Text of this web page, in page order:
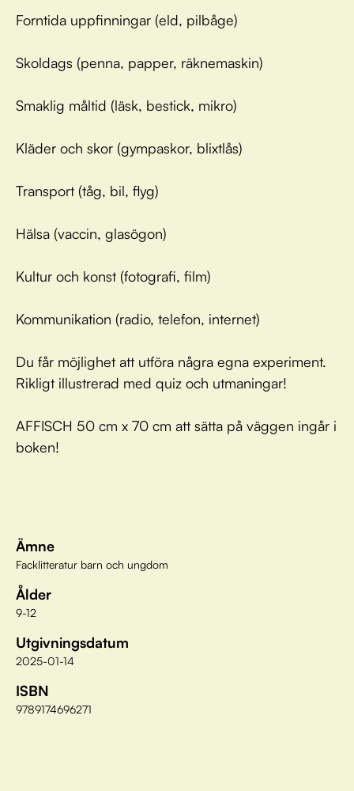
Forntida uppfinningar (eld, pilbåge)
Skoldags (penna, papper, räknemaskin)
Smaklig måltid (läsk, bestick, mikro)
Kläder och skor (gympaskor, blixtlås)
Transport (tåg, bil, flyg)
Hälsa (vaccin, glasögon)
Kultur och konst (fotografi, film)
Kommunikation (radio, telefon, internet)
Du får möjlighet att utföra några egna experiment.
Rikligt illustrerad med quiz och utmaningar!
AFFISCH 50 cm x 70 cm att sätta på väggen ingår i
boken!
Ämne
Facklitteratur barn och ungdom
Ålder
9-12
Utgivningsdatum
2025-01-14
ISBN
9789174696271